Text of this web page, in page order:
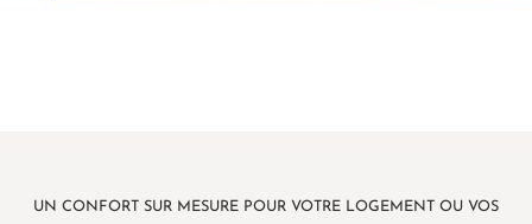
UN CONFORT SUR MESURE POUR VOTRE LOGEMENT OU VOS